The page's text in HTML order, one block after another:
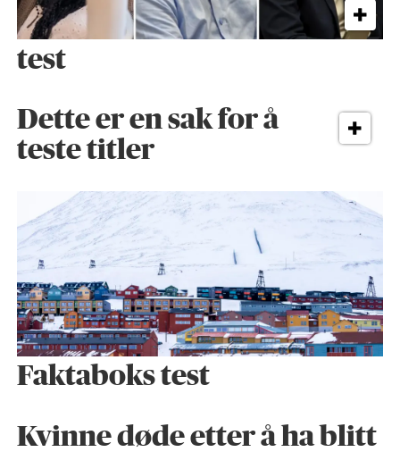
test
Dette er en sak for å
teste titler
Faktaboks test
Kvinne døde etter å ha blitt